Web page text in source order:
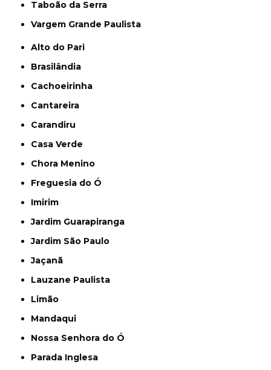
Taboão da Serra
Vargem Grande Paulista
Alto do Pari
Brasilândia
Cachoeirinha
Cantareira
Carandiru
Casa Verde
Chora Menino
Freguesia do Ó
Imirim
Jardim Guarapiranga
Jardim São Paulo
Jaçanã
Lauzane Paulista
Limão
Mandaqui
Nossa Senhora do Ó
Parada Inglesa